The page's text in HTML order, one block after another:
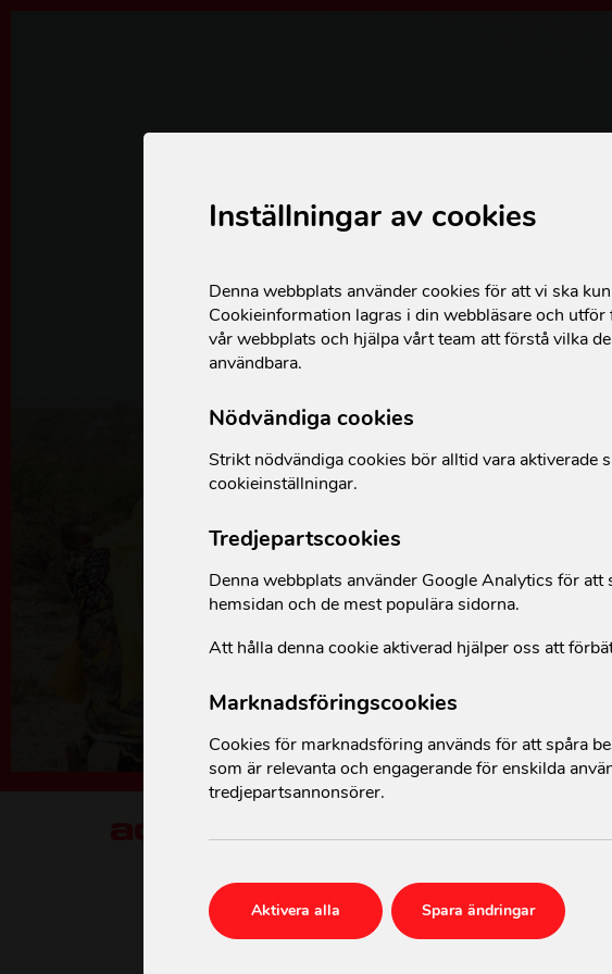
Berättelser från verksamheten
Visselblåsarfunktion
Här arbetar
Så gör vi
Inställningar av cookies
Denna webbplats använder cookies för att vi ska
Cookieinformation lagras i din webbläsare och
vår webbplats och hjälpa vårt team att förstå vilka
användbara.
Nödvändiga cookies
Strikt nödvändiga cookies bör alltid vara aktiverade
cookieinställningar.
Tredjepartscookies
Denna webbplats använder Google Analytics för
hemsidan och de mest populära sidorna.
Att hålla denna cookie aktiverad hjälper oss att
Marknadsföringscookies
Cookies för marknadsföring används för att spåra
som är relevanta och engagerande för enskilda
tredjepartsannonsörer.
Aktivera alla Spara ändringar